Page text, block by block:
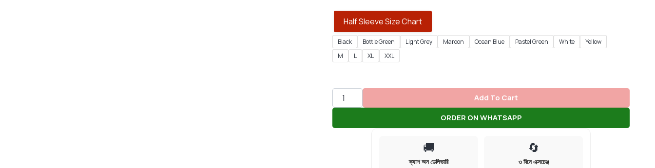
Half Sleeve Size Chart
Black Bottle Green Light Grey Maroon Ocean Blue Pastel Green White
Yellow
M
L XL XXL
Add To Cart
ORDER ON WHATSAPP
🚚
ক্যাশ অন ডেলিভারি
🔄
৩ দিনে এক্সচেঞ্জ